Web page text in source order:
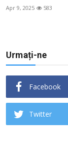
Apr 9, 2025 583
Urmați-ne
Facebook
Twitter